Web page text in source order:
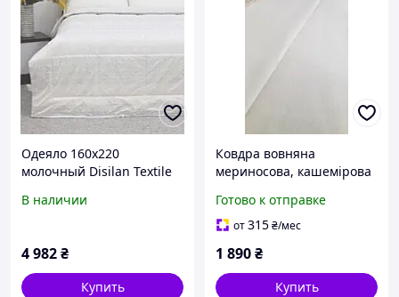
Одеяло 160х220
молочный Disilan Textile
В наличии
4 982₴
Купить
Ковдра вовняна
мериносова, кашемірова
160х220
Готово к отправке
от315₴/мес
1 890₴
Купить